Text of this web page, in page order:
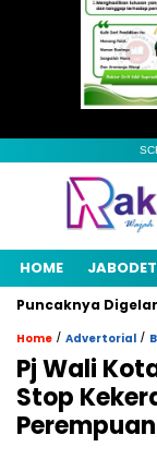
HOME
Digelar 21
Home / Advertorial /
Pj Wali
Stop